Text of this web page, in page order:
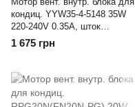
кондиц. YYW35-4-5148 35W
220-240V 0.35A, шток
8x45mm(против час.) C&H
1 675 грн